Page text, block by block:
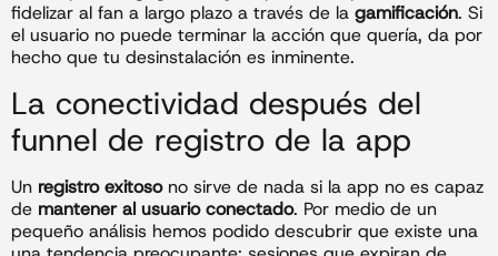
fidelizar al fan a largo plazo a través de la gamificación. Si
el usuario no puede terminar la acción que quería, da por
hecho que tu desinstalación es inminente.
La conectividad después del
funnel de registro de la app
Un registro exitosono sirve de nada si la app no es capaz
de mantener al usuario conectado. Por medio de un
pequeño análisis hemos podido descubrir que existe una